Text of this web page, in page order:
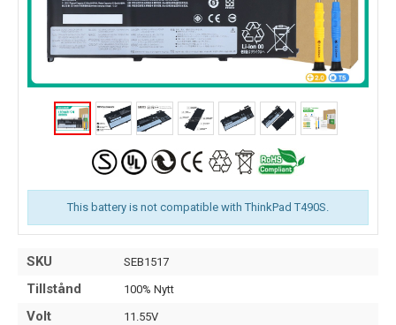
This battery is not compatible with ThinkPad T490S.
SKU SEB1517
Tillstånd 100% Nytt
Volt 11.55V